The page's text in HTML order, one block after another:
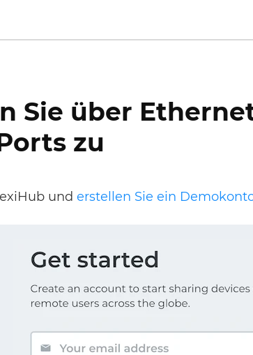
Sie über
zu
und erstellen Sie ein